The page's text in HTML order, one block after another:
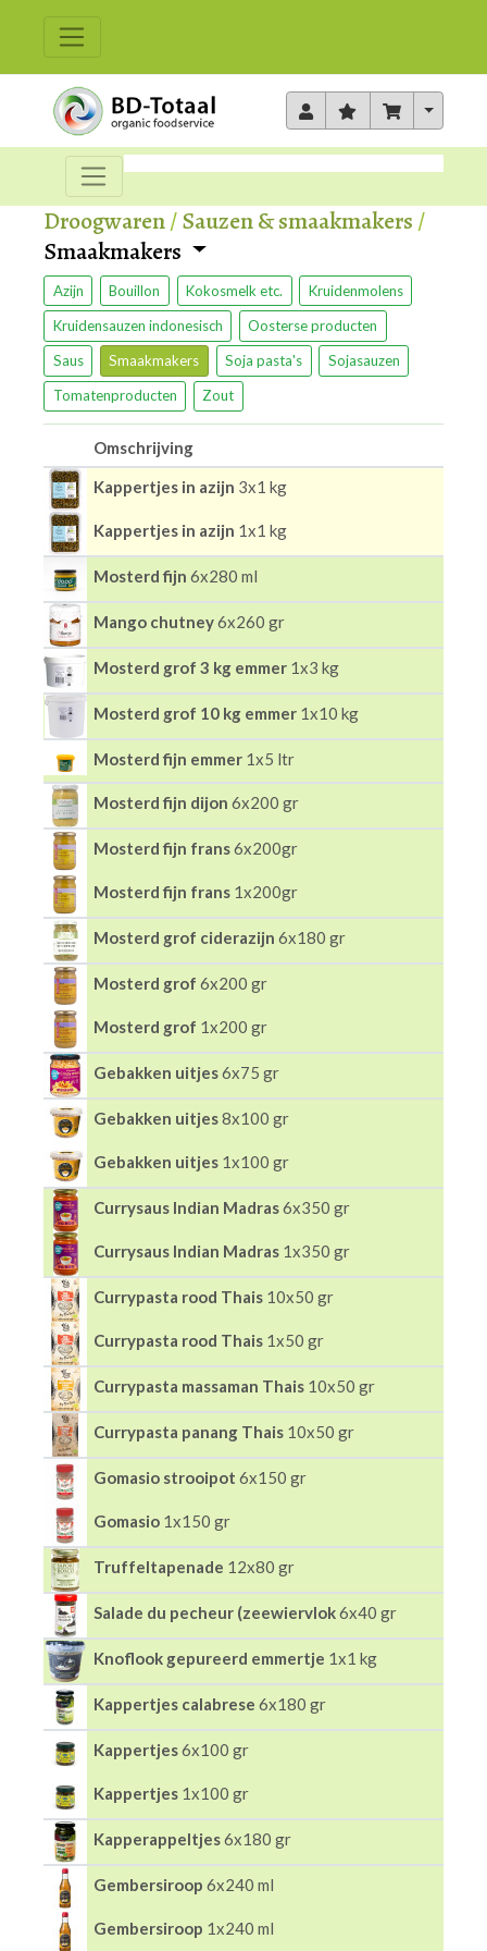
Toggle
Droogwaren/Sauzen & smaakmakers /
Smaakmakers
Azijn Bouillon Kokosmelk etc. Kruidenmolens
Kruidensauzen indonesisch Oosterse producten
Saus Smaakmakers Soja pasta's Sojasauzen
Tomatenproducten Zout
Omschrijving
Kappertjes in azijn 3x1 kg
Kappertjes in azijn 1x1 kg
Mosterd fijn 6x280 ml
Mango chutney6x260 gr
Mosterd grof 3 kg emmer 1x3 kg
Mosterd grof 10 kg emmer 1x10 kg
Mosterd fijn emmer 1x5 ltr
Mosterd fijn dijon 6x200 gr
Mosterd fijn frans6x200gr
Mosterd fijn frans 1x200gr
Mosterd grof ciderazijn 6x180 gr
Mosterd grof 6x200 gr
Mosterd grof 1x200 gr
Gebakken uitjes6x75 gr
Gebakken uitjes8x100 gr
Gebakken uitjes 1x100 gr
Currysaus Indian Madras6x350 gr
Currysaus Indian Madras 1x350 gr
Currypasta rood Thais 10x50 gr
Currypasta rood Thais 1x50 gr
Currypasta massaman Thais 10x50 gr
Currypasta panang Thais 10x50 gr
Gomasio strooipot 6x150 gr
Gomasio 1x150 gr
Truffeltapenade 12x80 gr
Salade du pecheur (zeewiervlok6x40 gr
Knoflook gepureerd emmertje 1x1 kg
Kappertjes calabrese 6x180 gr
Kappertjes6x100 gr
Kappertjes 1x100 gr
Kapperappeltjes6x180 gr
Gembersiroop 6x240 ml
Gembersiroop 1x240 ml